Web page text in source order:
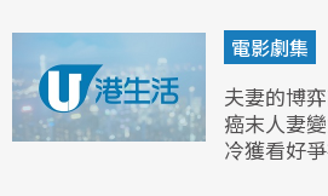
電影劇集
夫妻的博
癌末人妻
冷獲看好